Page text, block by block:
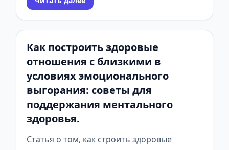
Как построить здоровые
отношения с близкими в
условиях эмоционального
выгорания: советы для
поддержания ментального
здоровья.
Статья о том, как строить здоровые